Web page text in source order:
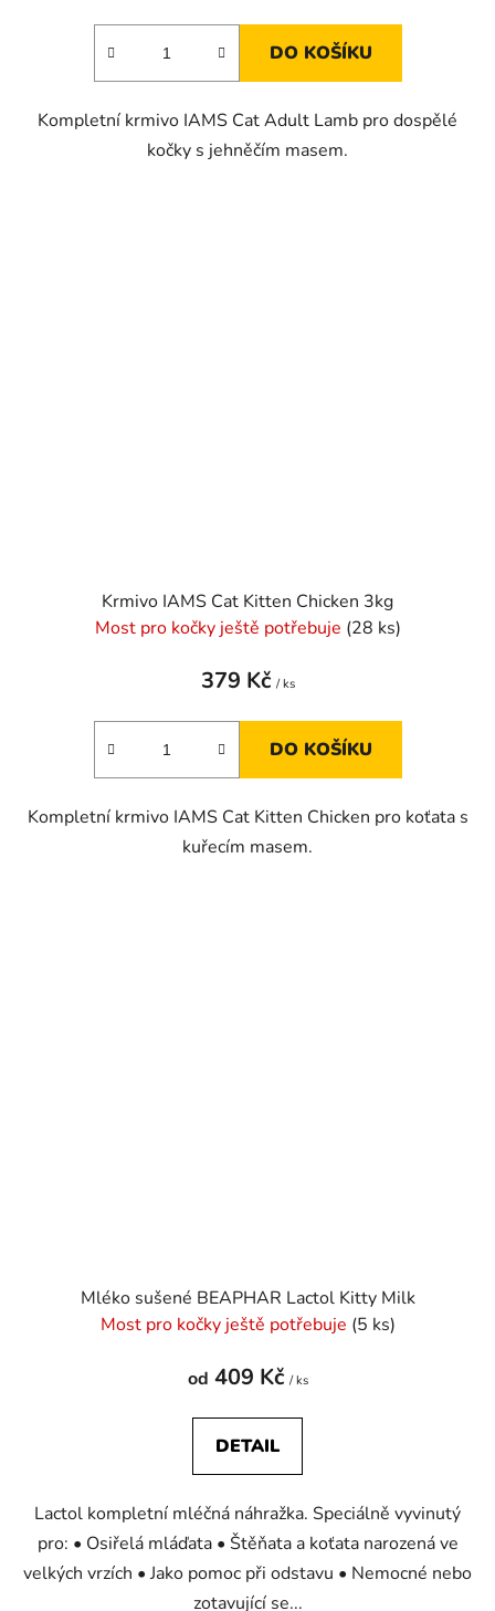
DO KOŠÍKU
Kompletní krmivo IAMS Cat Adult Lamb pro dospělé
kočky s jehněčím masem.
Krmivo IAMS Cat Kitten Chicken 3kg
Most pro kočky ještě potřebuje (28 ks)
379 Kč / ks
DO KOŠÍKU
Kompletní krmivo IAMS Cat Kitten Chicken pro koťata s
kuřecím masem.
Mléko sušené BEAPHAR Lactol Kitty Milk
Most pro kočky ještě potřebuje (5 ks)
od 409 Kč / ks
DETAIL
Lactol kompletní mléčná náhražka. Speciálně vyvinutý
pro: • Osiřelá mláďata • Štěňata a koťata narozená ve
velkých vrzích • Jako pomoc při odstavu • Nemocné nebo
zotavující se...